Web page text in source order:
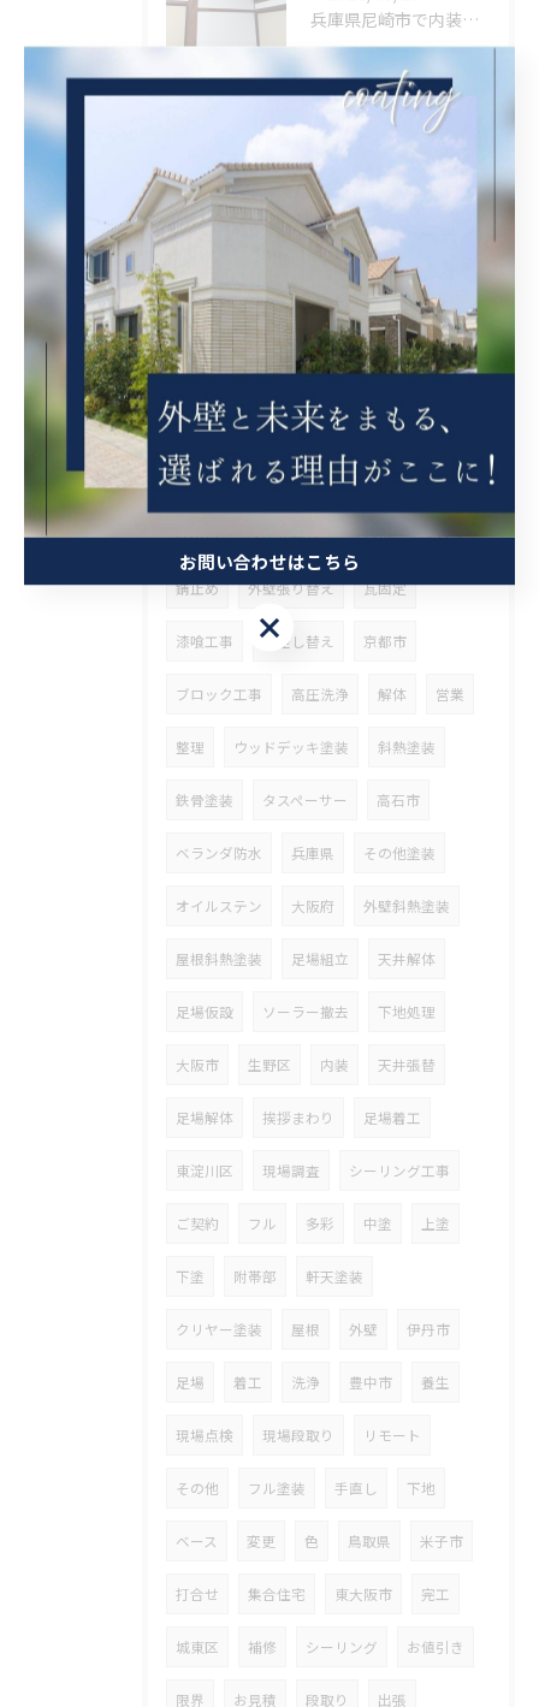
兵庫県尼崎市で内装リフォームを完工しました。
2026/08/08
タグ Tags
塗装 内装塗装 屋根塗装 西宮市
屋根補修 外壁補修 シール工事
クリヤ ベランダ簡易防水 茨木市
吹田市 タイル張り 守口市 ケレン
錆止め 外壁張り替え 瓦固定
漆喰工事 瓦差し替え 京都市
ブロック工事 高圧洗浄 解体 営業
整理 ウッドデッキ塗装 斜熱塗装
鉄骨塗装 タスペーサー 高石市
ベランダ防水 兵庫県 その他塗装
オイルステン 大阪府 外壁斜熱塗装
屋根斜熱塗装 足場組立 天井解体
足場仮設 ソーラー撤去 下地処理
大阪市 生野区 内装 天井張替
足場解体 挨拶まわり 足場着工
東淀川区 現場調査 シーリング工事
ご契約 フル 多彩 中塗 上塗
下塗 附帯部 軒天塗装
クリヤー塗装 屋根 外壁 伊丹市
足場 着工 洗浄 豊中市 養生
現場点検 現場段取り リモート
その他 フル塗装 手直し 下地
ベース 変更 色 鳥取県 米子市
打合せ 集合住宅 東大阪市 完工
城東区 補修 シーリング お値引き
限界 お見積 段取り 出張
お問い合わせはこちら
お問い合わせはこちら